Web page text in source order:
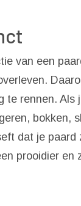
van een
te rennen. Als
bokken,
dat je
prooidier en